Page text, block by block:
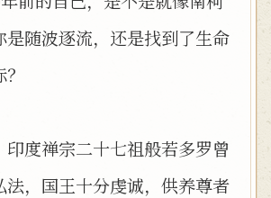
是随波逐流，还是找到了生命
印度禅宗二十七祖般若多罗曾
法，国王十分虔诚，供养尊者